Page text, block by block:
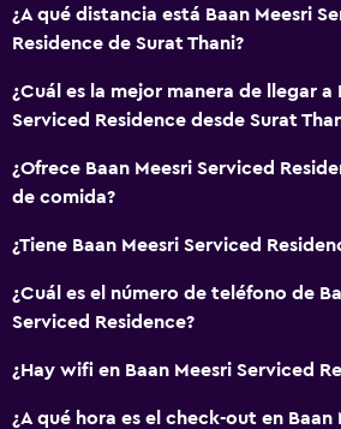
¿A qué distancia está Baan Meesri
Residence de Surat Thani?
¿Cuál es la mejor manera de llegar a
Serviced Residence desde Surat
¿Ofrece Baan Meesri Serviced
de comida?
¿Tiene Baan Meesri Serviced
¿Cuál es el número de teléfono de
Serviced Residence?
¿Hay wifi en Baan Meesri Serviced
¿A qué hora es el check-out en Baan